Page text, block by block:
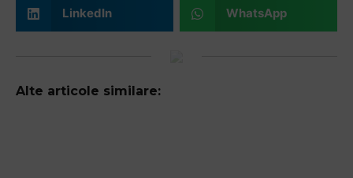
LinkedIn WhatsApp
Alte articole similare: